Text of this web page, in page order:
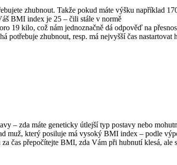
zhubnout. Takže pokud máte výšku
BMI index je 25 – čili stále v normě
19 kilo, což nám jednoznačně dá odpověď na
potřebuje zhubnout, resp. má nejvyšší čas nastartovat
– zda máte geneticky útlejší typ postavy nebo
muž, který posiluje má vysoký BMI index – podle
čas přepočítejte BMI, zda Vám při hubnutí klesá,